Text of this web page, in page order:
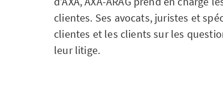
clientes. Ses avocats, juristes et
clientes et les clients sur les
leur litige.